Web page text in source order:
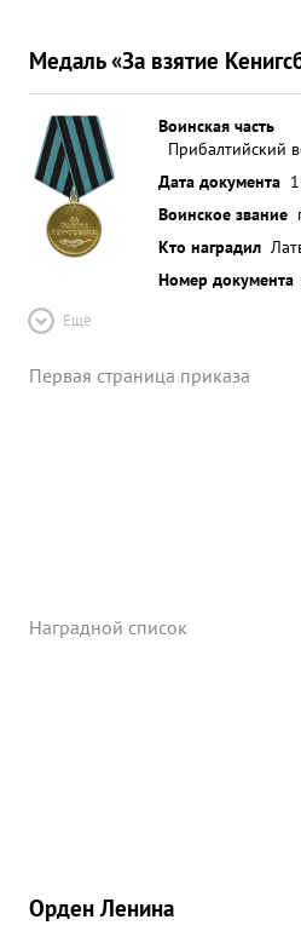
Медаль «За взятие
Воинская часть
Прибалтийский
Дата документа
Воинское звание
Кто наградил
Номер документа
Ещё
Первая страница приказа
Наградной список
Орден Ленина